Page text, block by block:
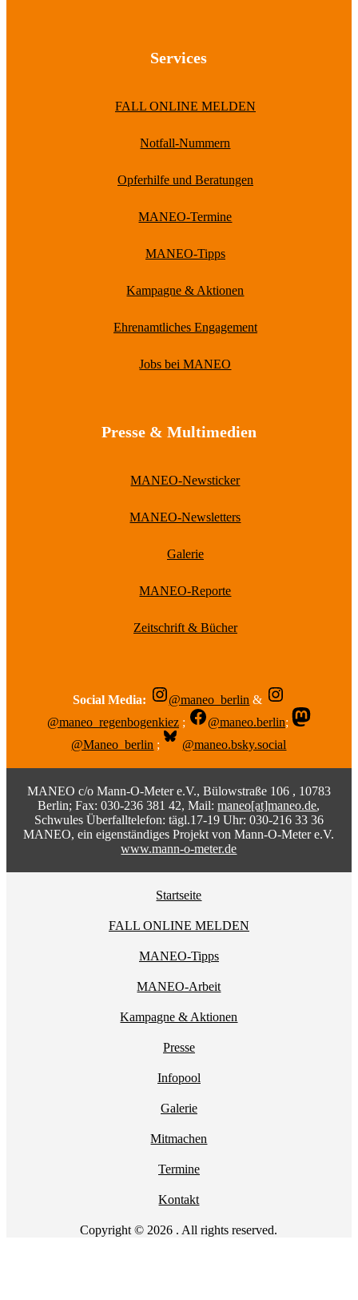
Services
FALL ONLINE MELDEN
Notfall-Nummern
Opferhilfe und Beratungen
MANEO-Termine
MANEO-Tipps
Kampagne & Aktionen
Ehrenamtliches Engagement
Jobs bei MANEO
Presse & Multimedien
MANEO-Newsticker
MANEO-Newsletters
Galerie
MANEO-Reporte
Zeitschrift & Bücher
Social Media: @maneo_berlin &
@maneo_regenbogenkiez ; @maneo.berlin;
@Maneo_berlin ; @maneo.bsky.social
MANEO c/o Mann-O-Meter e.V., Bülowstraße 106 , 10783
Berlin; Fax: 030-236 381 42, Mail:maneo[at]maneo.de,
Schwules Überfalltelefon: tägl.17-19 Uhr: 030-216 33 36
MANEO, ein eigenständiges Projekt von Mann-O-Meter e.V.
www.mann-o-meter.de
Startseite
FALL ONLINE MELDEN
MANEO-Tipps
MANEO-Arbeit
Kampagne & Aktionen
Presse
Infopool
Galerie
Mitmachen
Termine
Kontakt
Copyright © 2026 . All rights reserved.